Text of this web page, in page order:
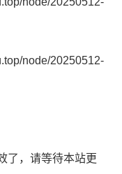
node/20250512-
了，请等待本站更